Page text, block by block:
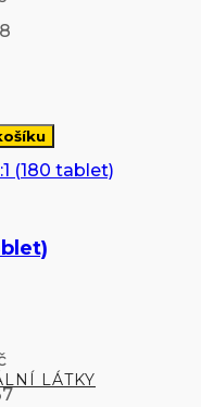
LÁTKY